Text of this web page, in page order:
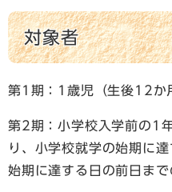
対象者
第1期：1歳児（生後12か
第2期：小学校入学前の1
り、小学校就学の始期に
始期に達する日の前日まで